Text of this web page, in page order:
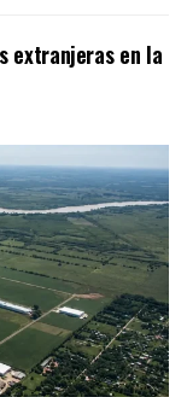
extranjeras en la